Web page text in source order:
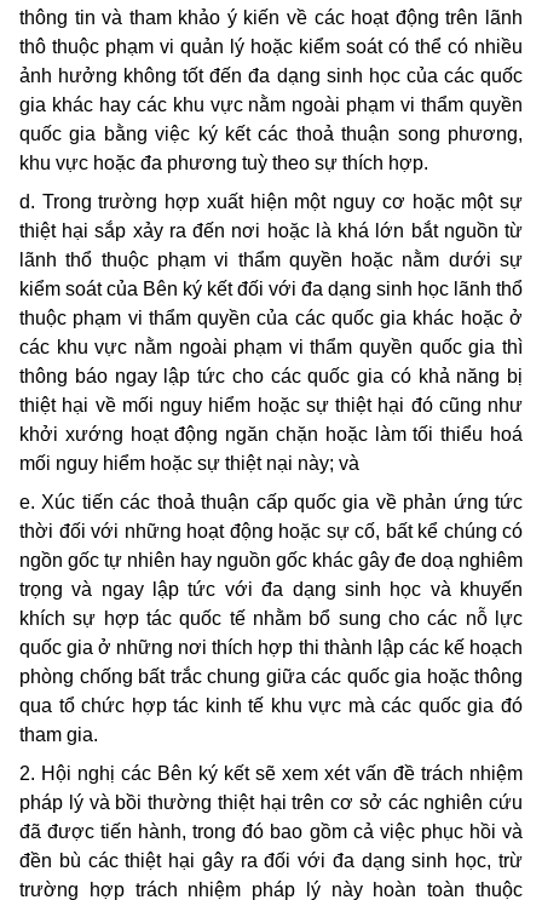
thông tin và tham khảo ý kiến về các hoạt động trên lãnh
thô thuộc phạm vi quản lý hoặc kiểm soát có thể có nhiều
ảnh hưởng không tốt đến đa dạng sinh học của các quốc
gia khác hay các khu vực nằm ngoài phạm vi thẩm quyền
quốc gia bằng việc ký kết các thoả thuận song phương,
khu vực hoặc đa phương tuỳ theo sự thích hợp.
d. Trong trường hợp xuất hiện một nguy cơ hoặc một sự
thiệt hại sắp xảy ra đến nơi hoặc là khá lớn bắt nguồn từ
lãnh thổ thuộc phạm vi thẩm quyền hoặc nằm dưới sự
kiểm soát của Bên ký kết đối với đa dạng sinh học lãnh thổ
thuộc phạm vi thẩm quyền của các quốc gia khác hoặc ở
các khu vực nằm ngoài phạm vi thẩm quyền quốc gia thì
thông báo ngay lập tức cho các quốc gia có khả năng bị
thiệt hại về mối nguy hiểm hoặc sự thiệt hại đó cũng như
khởi xướng hoạt động ngăn chặn hoặc làm tối thiểu hoá
mối nguy hiểm hoặc sự thiệt nại này; và
e. Xúc tiến các thoả thuận cấp quốc gia về phản ứng tức
thời đối với những hoạt động hoặc sự cố, bất kể chúng có
ngồn gốc tự nhiên hay nguồn gốc khác gây đe doạ nghiêm
trọng và ngay lập tức với đa dạng sinh học và khuyến
khích sự hợp tác quốc tế nhằm bổ sung cho các nỗ lực
quốc gia ở những nơi thích hợp thi thành lập các kế hoạch
phòng chống bất trắc chung giữa các quốc gia hoặc thông
qua tổ chức hợp tác kinh tế khu vực mà các quốc gia đó
tham gia.
2. Hội nghị các Bên ký kết sẽ xem xét vấn đề trách nhiệm
pháp lý và bồi thường thiệt hại trên cơ sở các nghiên cứu
đã được tiến hành, trong đó bao gồm cả việc phục hồi và
đền bù các thiệt hại gây ra đối với đa dạng sinh học, trừ
trường hợp trách nhiệm pháp lý này hoàn toàn thuộc